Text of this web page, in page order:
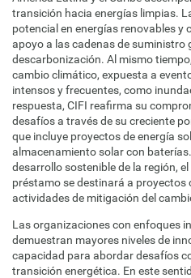
transición hacia energías limpias.
potencial en energías renovables y
apoyo a las cadenas de suministro
descarbonización. Al mismo
cambio climático, expuesta a
intensos y frecuentes, como
respuesta, CIFI reafirma su
desafíos a través de su creciente
que incluye proyectos de energía
almacenamiento solar con
desarrollo sostenible de la región, el
préstamo se destinará a proyectos
actividades de mitigación del
Las organizaciones con enfoques
demuestran mayores niveles de
capacidad para abordar desafíos
transición energética. En este